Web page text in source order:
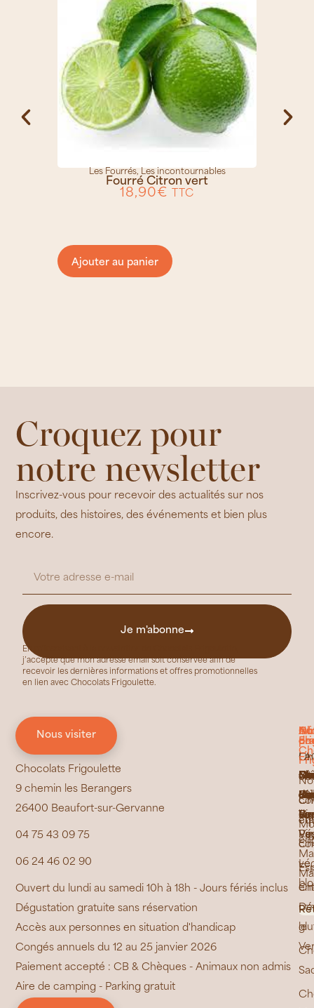
Les Fourrés, Les incontournables
Fourré Citron vert
18,90€ TTC
Ajouter au panier
Croquez pour
notre newsletter
Inscrivez-vous pour recevoir des actualités sur nos
produits, des histoires, des événements et bien plus
encore.
Je m'abonne
En m’inscrivant à la newsletter de Chocolats Frigoulette,
j’accepte que mon adresse email soit conservée afin de
recevoir les dernières informations et offres promotionnelles
en lien avec Chocolats Frigoulette.
Nous visiter
Chocolats Frigoulette
9 chemin les Berangers
26400 Beaufort-sur-Gervanne
04 75 43 09 75
06 24 46 02 90
Ouvert du lundi au samedi 10h à 18h - Jours fériés inclus
Dégustation gratuite sans réservation
Accès aux personnes en situation d'handicap
Congés annuels du 12 au 25 janvier 2026
Paiement accepté : CB & Chèques - Animaux non admis
Aire de camping - Parking gratuit
La
Le
le
de
de
de
La
de
de
de
la
Le
La
/
de